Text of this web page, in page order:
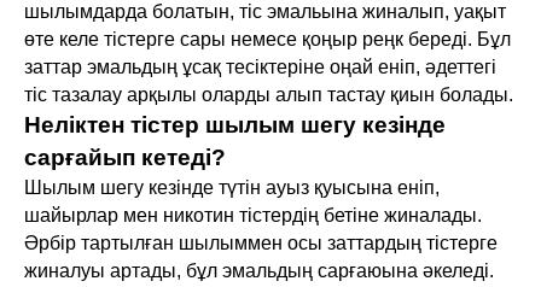
шылымдарда болатын, тіс эмальына жиналып, уақыт
өте келе тістерге сары немесе қоңыр реңк береді. Бұл
заттар эмальдың ұсақ тесіктеріне оңай еніп, әдеттегі
тіс тазалау арқылы оларды алып тастау қиын болады.
Неліктен тістер шылым шегу кезінде
сарғайып кетеді?
Шылым шегу кезінде түтін ауыз қуысына еніп,
шайырлар мен никотин тістердің бетіне жиналады.
Әрбір тартылған шылыммен осы заттардың тістерге
жиналуы артады, бұл эмальдың сарғаюына әкеледі.